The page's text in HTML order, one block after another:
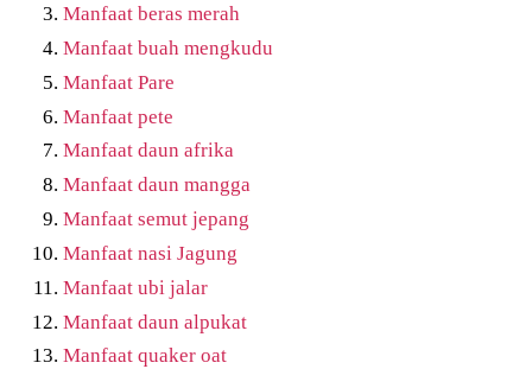
Manfaat beras merah
Manfaat buah mengkudu
Manfaat Pare
Manfaat pete
Manfaat daun afrika
Manfaat daun mangga
Manfaat semut jepang
Manfaat nasi Jagung
Manfaat ubi jalar
Manfaat daun alpukat
Manfaat quaker oat